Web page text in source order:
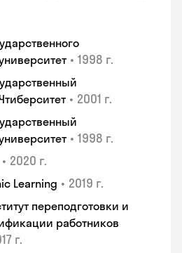
• 1998 г.
• 2001 г.
• 1998 г.
• 2020 г.
Learning • 2019 г.
переподготовки и
работников
г.